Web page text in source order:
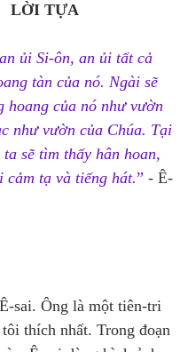
LỜI TỰA
ủi Si-ôn, an ủi tất cả
tàn của nó. Ngài sẽ
hoang của nó như vườn
như vườn của Chúa. Tại
sẽ tìm thấy hân hoan,
tạ và tiếng hát.” - Ê-
sai. Ông là một tiên-tri
thích nhất. Trong đoạn